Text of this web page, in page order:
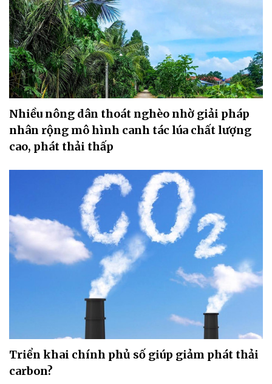
Nhiều nông dân thoát nghèo nhờ giải pháp
nhân rộng mô hình canh tác lúa chất lượng
cao, phát thải thấp
Triển khai chính phủ số giúp giảm phát thải
carbon?